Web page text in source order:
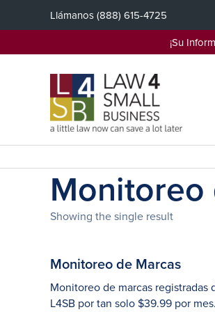
Llámanos(888) 615-4725
¡Su
Monitoreo
Showing the single result
Monitoreo de Marcas
Monitoreo de marcas registradas
L4SB por tan solo $39.99 por mes.